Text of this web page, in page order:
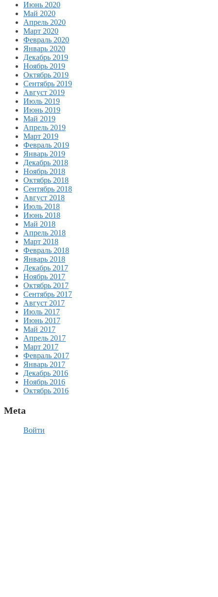
Июнь 2020
Май 2020
Апрель 2020
Март 2020
Февраль 2020
Январь 2020
Декабрь 2019
Ноябрь 2019
Октябрь 2019
Сентябрь 2019
Август 2019
Июль 2019
Июнь 2019
Май 2019
Апрель 2019
Март 2019
Февраль 2019
Январь 2019
Декабрь 2018
Ноябрь 2018
Октябрь 2018
Сентябрь 2018
Август 2018
Июль 2018
Июнь 2018
Май 2018
Апрель 2018
Март 2018
Февраль 2018
Январь 2018
Декабрь 2017
Ноябрь 2017
Октябрь 2017
Сентябрь 2017
Август 2017
Июль 2017
Июнь 2017
Май 2017
Апрель 2017
Март 2017
Февраль 2017
Январь 2017
Декабрь 2016
Ноябрь 2016
Октябрь 2016
Meta
Войти